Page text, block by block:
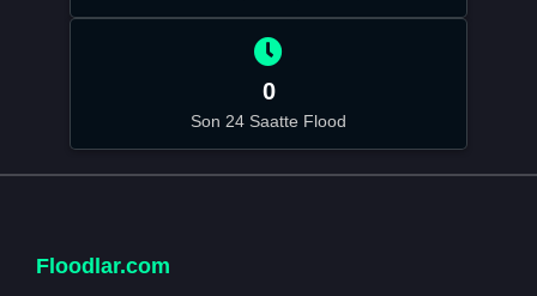
0
Son 24 Saatte Flood
Floodlar.com